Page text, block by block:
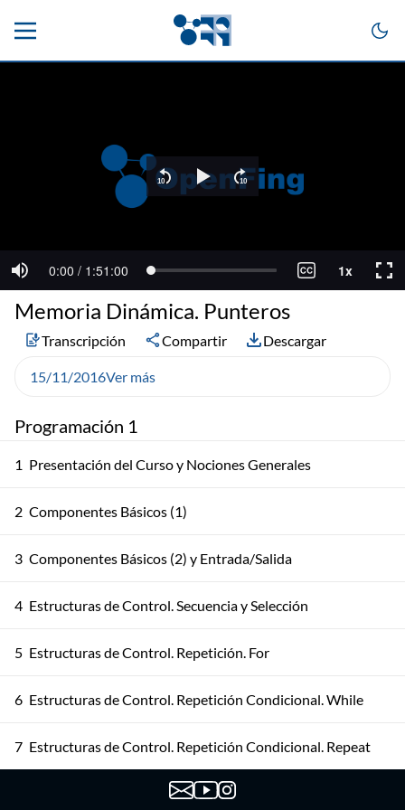
Programación 1
1 Presentación del Curso y Nociones Generales
2 Componentes Básicos (1)
3 Componentes Básicos (2) y Entrada/Salida
4 Estructuras de Control. Secuencia y Selección
5 Estructuras de Control. Repetición. For
6 Estructuras de Control. Repetición Condicional. While
7 Estructuras de Control. Repetición Condicional. Repeat
Iteración. Ejemplos Avanzados
Memoria Dinámica. Punteros
Transcripción Compartir Descargar
15/11/2016Ver más